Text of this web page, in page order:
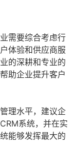
需要综合考虑行
体验和供应商服
的深耕和专业的
助企业提升客户
理水平，建议企
系统，并在实
能够发挥最大的